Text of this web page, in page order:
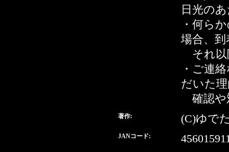
日光の
・何ら
場合、
それ以
・ご連
だいた
確認や
著作: (C)ゆで
JANコード: